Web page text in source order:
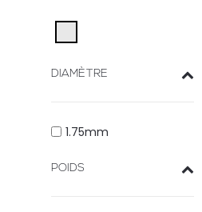
DIAMÈTRE
1.75mm
POIDS